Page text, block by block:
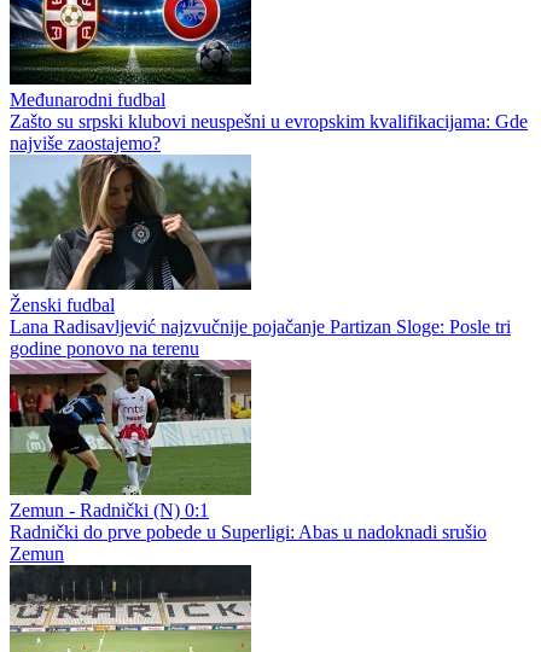
Međunarodni fudbal
Zašto su srpski klubovi neuspešni u evropskim kvalifikacijama: Gde
najviše zaostajemo?
Ženski fudbal
Lana Radisavljević najzvučnije pojačanje Partizan Sloge: Posle tri
godine ponovo na terenu
Zemun - Radnički (N) 0:1
Radnički do prve pobede u Superligi: Abas u nadoknadi srušio
Zemun